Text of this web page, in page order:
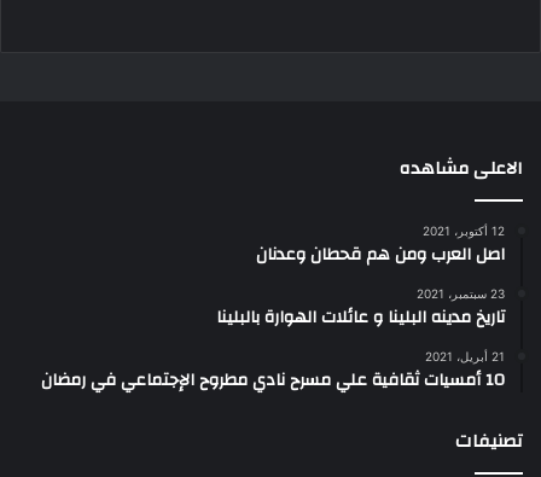
الاعلى مشاهده
12 أكتوبر، 2021
اصل العرب ومن هم قحطان وعدنان
23 سبتمبر، 2021
تاريخ مدينه البلينا و عائلات الهوارة بالبلينا
21 أبريل، 2021
10 أمسيات ثقافية علي مسرح نادي مطروح الإجتماعي في رمضان
تصنيفات